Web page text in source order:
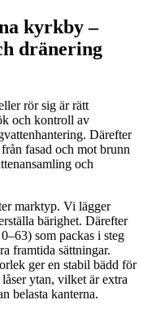
kyrkby –
dränering
rör sig är rätt
och kontroll av
Därefter
fasad och mot brunn
och
marktyp. Vi lägger
bärighet. Därefter
som packas i steg
framtida sättningar.
ger en stabil bädd för
ytan, vilket är extra
belasta kanterna.